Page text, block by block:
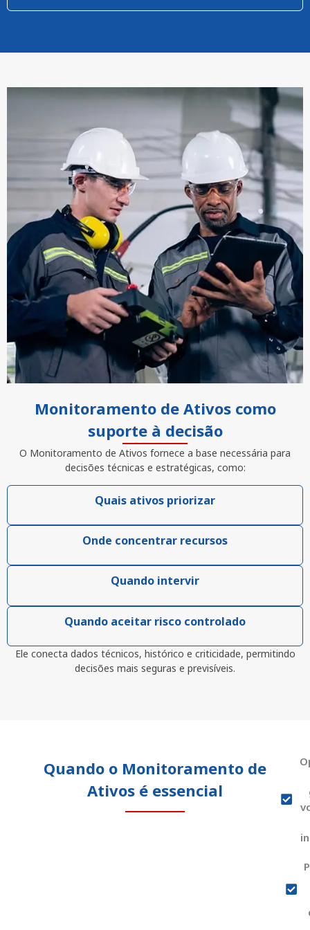
Monitoramento de Ativos como
suporte à decisão
O Monitoramento de Ativos fornece a base necessária para
decisões técnicas e estratégicas, como:
Quais ativos priorizar
Onde concentrar recursos
Quando intervir
Quando aceitar risco controlado
Ele conecta dados técnicos, histórico e criticidade, permitindo
decisões mais seguras e previsíveis.
Quando o Monitoramento de
Ativos é essencial